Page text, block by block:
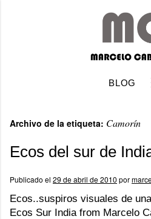
BLOG
Archivo de la etiqueta: Camorín
Ecos del sur de
Publicado el 29 de abril de 2010 por
Ecos..suspiros visuales de
Ecos Sur India from Marcelo